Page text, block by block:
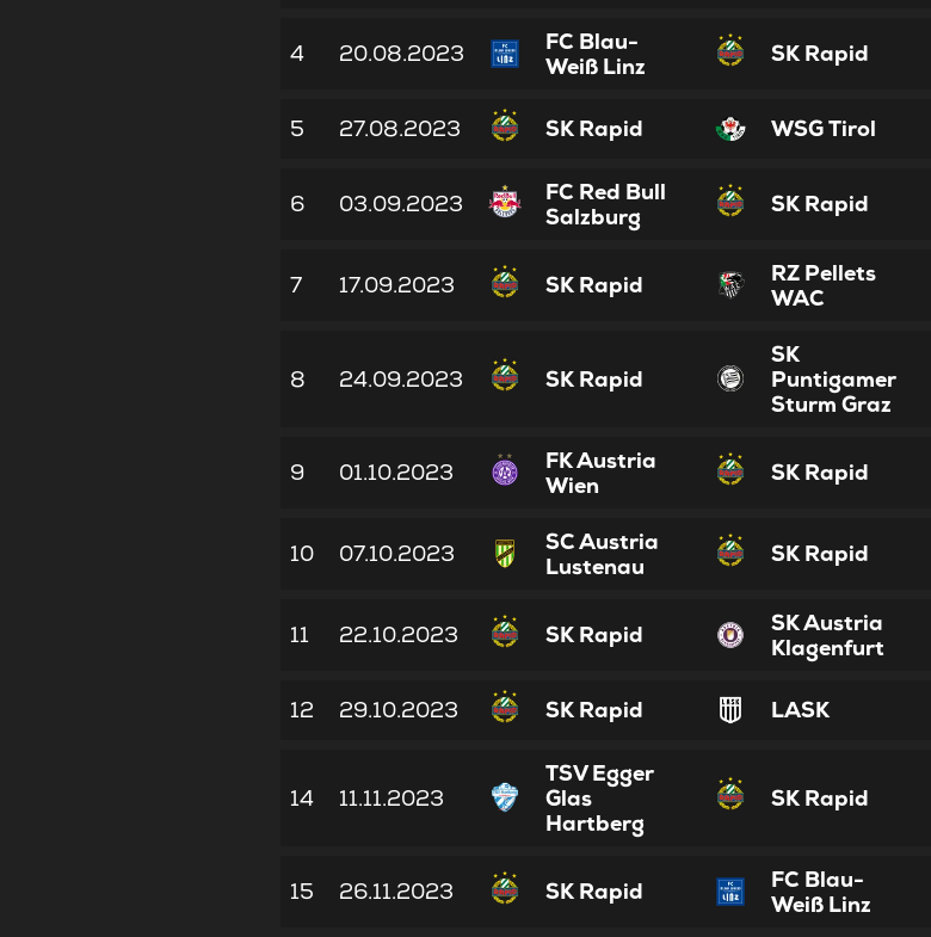
4 20.08.2023
FC Blau-
Weiß Linz
SK Rapid
5 27.08.2023 SK Rapid WSG Tirol
6 03.09.2023
FC Red Bull
Salzburg
SK Rapid
7 17.09.2023 SK Rapid
RZ Pellets
WAC
8 24.09.2023 SK Rapid
SK
Puntigamer
Sturm Graz
9 01.10.2023
FK Austria
Wien
SK Rapid
10 07.10.2023
SC Austria
Lustenau
SK Rapid
11 22.10.2023 SK Rapid
SK Austria
Klagenfurt
12 29.10.2023 SK Rapid LASK
14 11.11.2023
TSV Egger
Glas
Hartberg
SK Rapid
15 26.11.2023 SK Rapid
FC Blau-
Weiß Linz